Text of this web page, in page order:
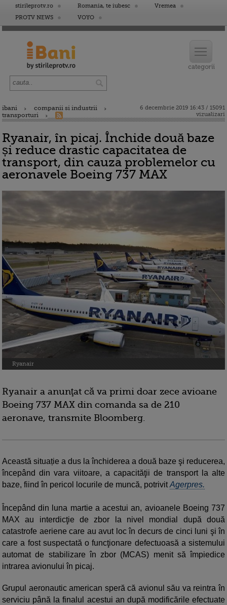
stirileprotv.ro Romania, te iubesc
Vremea
PROTV NEWS
VOYO
ibani
companii si industrii
transporturi
6 decembrie 2019 16:43 / 15091
vizualizari
Ryanair, în picaj. Închide două baze
și reduce drastic capacitatea de
transport, din cauza problemelor cu
aeronavele Boeing 737 MAX
Ryanair
Ryanair a anunţat că va primi doar zece avioane
Boeing 737 MAX din comanda sa de 210
aeronave, transmite Bloomberg.
Această situație a dus la închiderea a două baze şi reducerea,
începând din vara viitoare, a capacităţii de transport la alte
baze, fiind în pericol locurile de muncă, potrivitAgerpres.
Începând din luna martie a acestui an, avioanele Boeing 737
MAX au interdicţie de zbor la nivel mondial după două
catastrofe aeriene care au avut loc în decurs de cinci luni şi în
care a fost suspectată o funcţionare defectuoasă a sistemului
automat de stabilizare în zbor (MCAS) menit să împiedice
intrarea avionului în picaj.
Grupul aeronautic american speră că avionul său va reintra în
serviciu până la finalul acestui an după modificările efectuate